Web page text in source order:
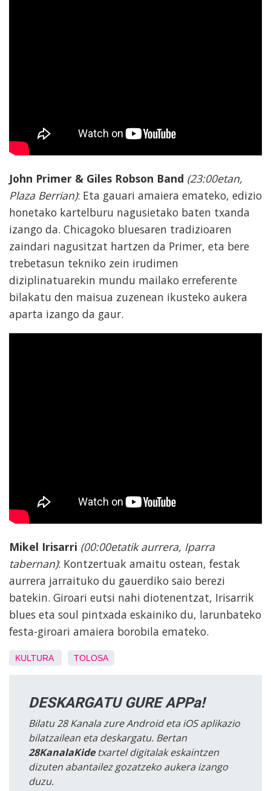
John Primer & Giles Robson Band (23:00etan,
Plaza Berrian): Eta gauari amaiera emateko, edizio
honetako kartelburu nagusietako baten txanda
izango da. Chicagoko bluesaren tradizioaren
zaindari nagusitzat hartzen da Primer, eta bere
trebetasun tekniko zein irudimen
diziplinatuarekin mundu mailako erreferente
bilakatu den maisua zuzenean ikusteko aukera
aparta izango da gaur.
Mikel Irisarri (00:00etatik aurrera, Iparra
tabernan): Kontzertuak amaitu ostean, festak
aurrera jarraituko du gauerdiko saio berezi
batekin. Giroari eutsi nahi diotenentzat, Irisarrik
blues eta soul pintxada eskainiko du, larunbateko
festa-giroari amaiera borobila emateko.
KULTURA TOLOSA
DESKARGATU GURE APPa!
Bilatu 28 Kanala zure Android eta iOS aplikazio
bilatzailean eta deskargatu. Bertan
28KanalaKidetxartel digitalak eskaintzen
dizuten abantailez gozatzeko aukera izango
duzu.